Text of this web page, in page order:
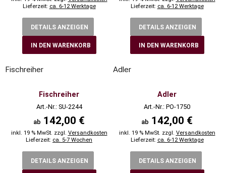
Lieferzeit: ca. 6-12 Werktage
DETAILS ANZEIGEN
IN DEN WARENKORB
Lieferzeit: ca. 6-12 Werktage
DETAILS ANZEIGEN
IN DEN WARENKORB
Fischreiher
Fischreiher
Art.-Nr.: SU-2244
ab 142,00 €
inkl. 19 % MwSt. zzgl. Versandkosten
Lieferzeit: ca. 5-7 Wochen
DETAILS ANZEIGEN
Adler
Adler
Art.-Nr.: PO-1750
ab 142,00 €
inkl. 19 % MwSt. zzgl. Versandkosten
Lieferzeit: ca. 6-12 Werktage
DETAILS ANZEIGEN